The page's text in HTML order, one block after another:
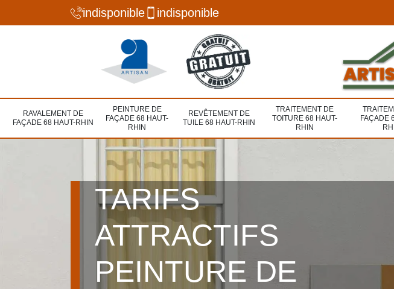
indisponible indisponible
RAVALEMENT DE
FAÇADE 68 HAUT-RHIN
PEINTURE DE
FAÇADE 68 HAUT-
RHIN
REVÊTEMENT DE
TUILE 68 HAUT-RHIN
TRAITEMENT DE
TOITURE 68 HAUT-
RHIN
FAÇADE
TARIFS
ATTRACTIFS
PEINTURE DE